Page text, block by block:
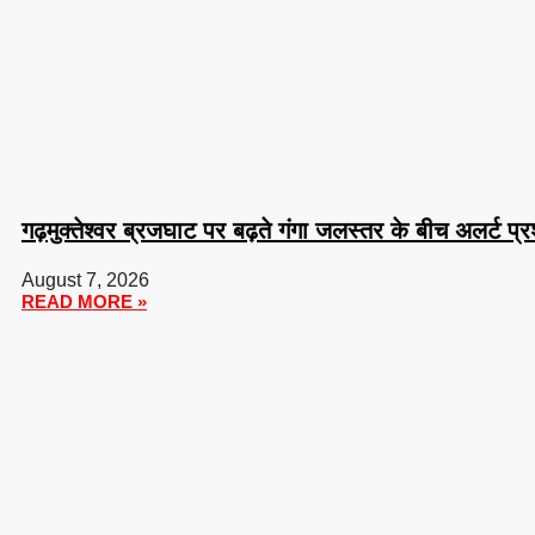
गढ़मुक्तेश्वर ब्रजघाट पर बढ़ते गंगा जलस्तर के बीच अलर्ट
August 7, 2026
READ MORE »